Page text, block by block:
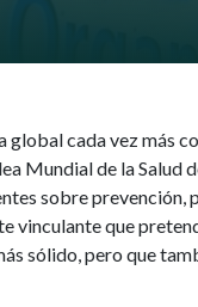
global cada vez más
Mundial de la Salud
sobre prevención,
vinculante que
sólido, pero que